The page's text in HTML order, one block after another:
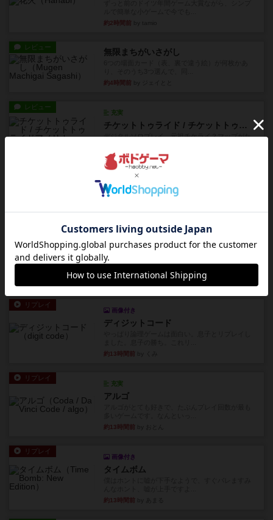
約2時間前
レビュー 無限まちがいさがし
約4時間前
レビュー
充実
チケットトゥライド / チケットトゥライドアメリカ
デジタルソロプレイ。元祖チケライ？マップがた
約6時間前by おーちゃん
画像付き 充実
ホットストリーク
約12時間前by おとん
レビュー ガルフストライク
約13時間前by Chaco
リプレイ
画像付き
ディジットコード
約13時間前
リプレイ
充実
アルゴ
約13時間前
リプレイ
画像付き
タイムボム
約13時間前